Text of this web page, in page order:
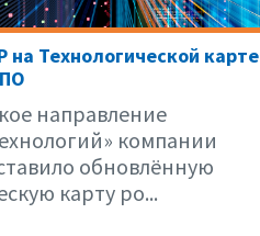
Технологической карте
направление
компании
обновлённую
карту ро...